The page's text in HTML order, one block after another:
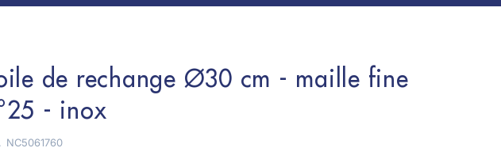
de rechange Ø30 cm - maille fine
- inox
NC5061760